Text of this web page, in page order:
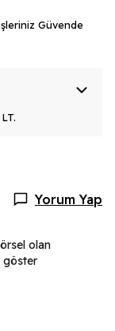
Güvende
Yorum Yap
olan
göster